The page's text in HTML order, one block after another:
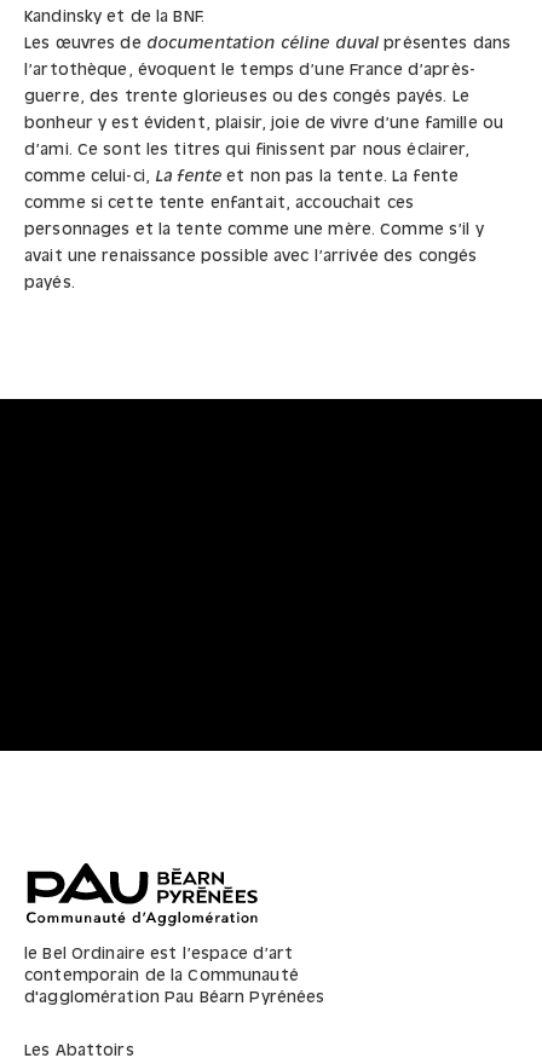
Kandinsky et de la BNF.
Les œuvres de documentation céline duval présentes dans
l’artothèque, évoquent le temps d’une France d’après-
guerre, des trente glorieuses ou des congés payés. Le
bonheur y est évident, plaisir, joie de vivre d’une famille ou
d’ami. Ce sont les titres qui finissent par nous éclairer,
comme celui-ci, La fente et non pas la tente. La fente
comme si cette tente enfantait, accouchait ces
personnages et la tente comme une mère. Comme s’il y
avait une renaissance possible avec l’arrivée des congés
payés.
le Bel Ordinaire est l’espace d’art
contemporain de la Communauté
d'agglomération Pau Béarn Pyrénées
Les Abattoirs